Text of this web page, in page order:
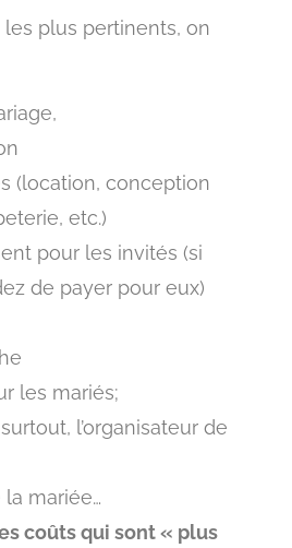
plus pertinents, on
(location, conception
etc.)
pour les invités (si
de payer pour eux)
les mariés;
l’organisateur de
mariée…
coûts qui sont « plus